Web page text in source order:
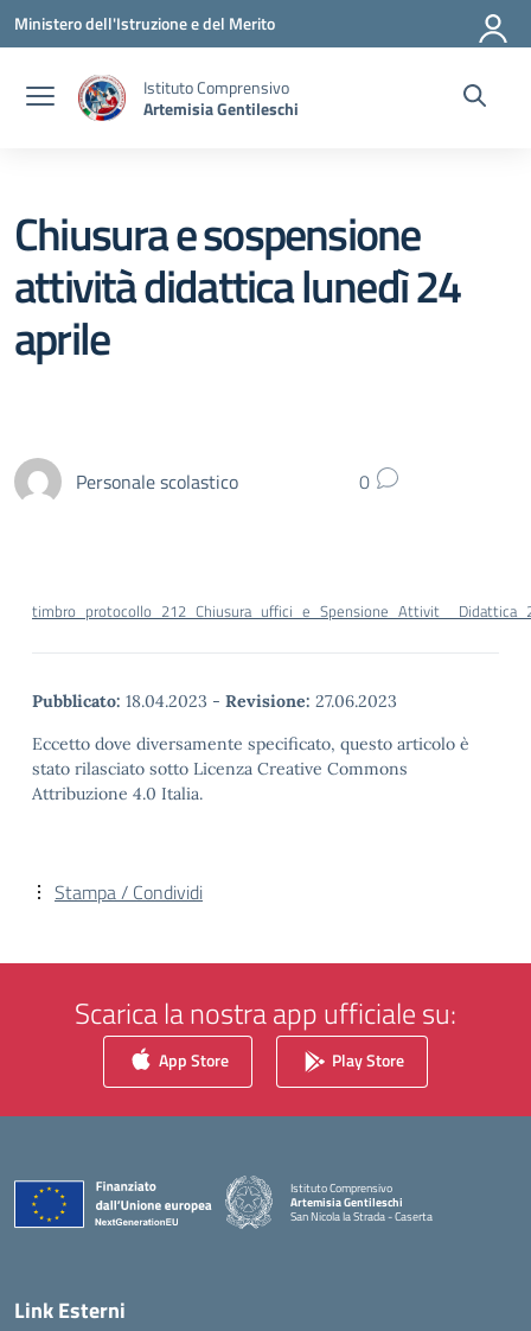
Vai ai contenuti
Vai al menu di navigazione
Vai al footer
Ministero dell'Istruzione e del Merito
Istituto Comprensivo
Artemisia Gentileschi
Chiusura e sospensione
attività didattica lunedì 24
aprile
Personale scolastico 0
Pubblicato: 18.04.2023 - Revisione: 27.06.2023
Eccetto dove diversamente specificato, questo articolo è
stato rilasciato sotto Licenza Creative Commons
Attribuzione 4.0 Italia.
Stampa / Condividi
Scarica la nostra app ufficiale su:
App Store Play Store
Istituto Comprensivo
Artemisia Gentileschi
San Nicola la Strada - Caserta
Link Esterni